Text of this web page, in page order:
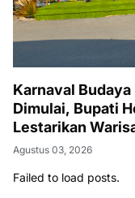
Karnaval
Dimulai, Bupati
Lestarikan
Agustus 03, 2026
Failed to load posts.